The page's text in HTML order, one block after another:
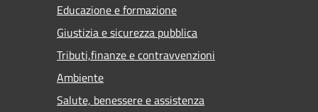
Educazione e formazione
Giustizia e sicurezza pubblica
Tributi,finanze e contravvenzioni
Ambiente
Salute, benessere e assistenza